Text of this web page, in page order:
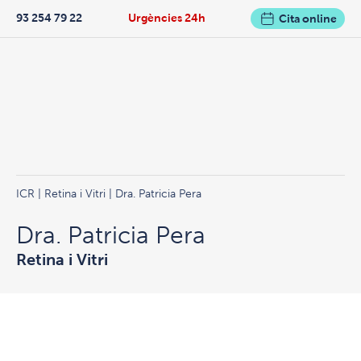
Urgències 24h
93 254 79 22 Cita online
ICR Retina i Vitri | Dra. Patricia Pera
Dra. Patricia Pera
Retina i Vitri